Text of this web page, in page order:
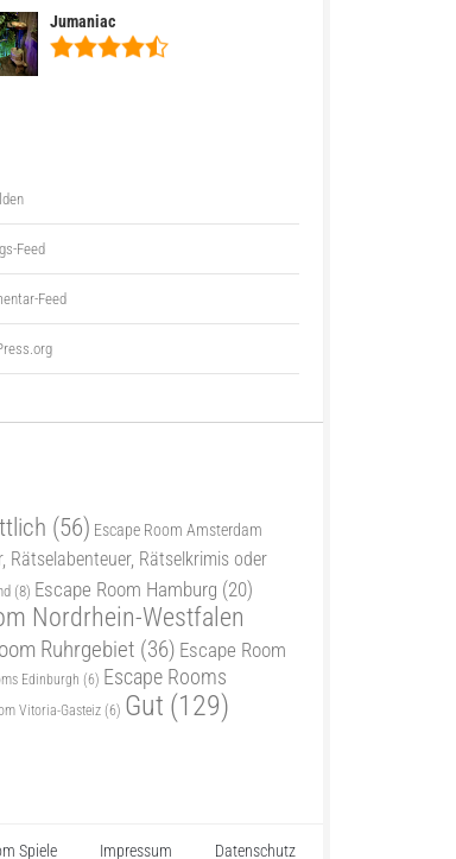
Jumaniac
Feed
Feed
(56) Escape Room Amsterdam
Rätselabenteuer, Rätselkrimis oder
(8) Escape Room Hamburg (20)
Nordrhein-Westfalen
Ruhrgebiet (36) Escape Room
Edinburgh (6) Escape Rooms
Vitoria-Gasteiz (6) Gut (129)
Spiele Impressum Datenschutz